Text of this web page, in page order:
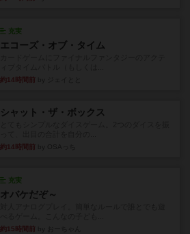
充実
エコーズ・オブ・タイム
約14時間前
シャット・ザ・ボックス
約14時間前
充実
オバケだぞ～
約15時間前